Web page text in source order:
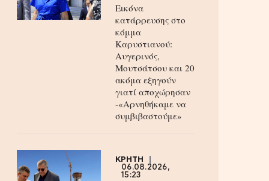
Εικόνα
κατάρρευσης στο
κόμμα
Καρυστιανού:
Αυγερινός,
Μουτσάτσου και 20
ακόμα εξηγούν
γιατί αποχώρησαν
-«Αρνηθήκαμε να
συμβιβαστούμε»
ΚΡΗΤΗ
06.08.2026,
15:23